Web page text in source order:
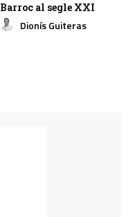
Barroc al segle XXI
Dionís Guiteras